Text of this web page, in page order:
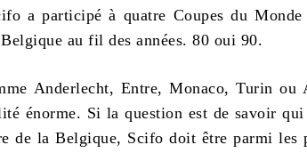
a participé à quatre Coupes du
au fil des années. 80 oui 90.
Anderlecht, Entre, Monaco, Turin ou
énorme. Si la question est de savoir
de la Belgique, Scifo doit être parmi les